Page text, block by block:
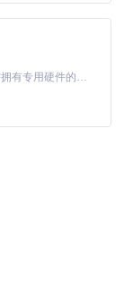
基于Python的Xiaozhi AI，适用于想要完整Xiaozhi体验而无需拥有专用硬件的用户。